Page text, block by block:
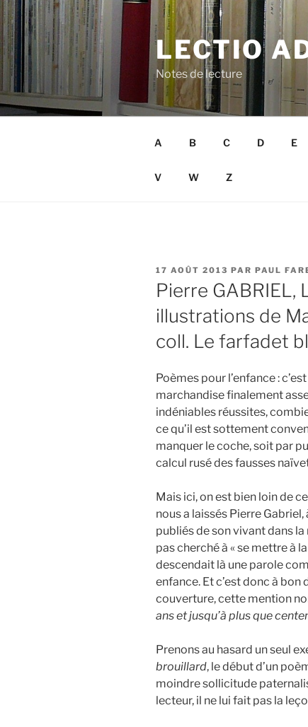
Aller
au
contenu
principal
LECTIO
Notes de lecture
A B C D E
V W Z
PUBLIÉ
LE
17 AOÛT 2013 PAR PAUL
Pierre GABRIEL,
illustrations de
coll. Le farfadet
Poèmes pour l’enfance :
marchandise finalement
indéniables réussites,
ce qu’il est sottement
manquer le coche, soit par
calcul rusé des fausses
Mais ici, on est bien loin de
nous a laissés Pierre Gabriel,
publiés de son vivant dans la
pas cherché à « se mettre à
descendait là une parole
enfance. Et c’est donc à
couverture, cette mention
ans et jusqu’à plus que
Prenons au hasard un seul
brouillard, le début d’un
moindre sollicitude
lecteur, il ne lui fait pas la